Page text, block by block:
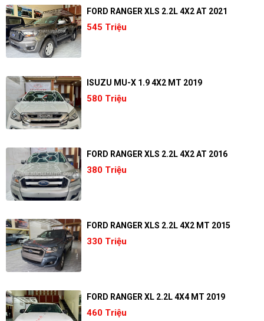
FORD RANGER XLS 2.2L 4X2 AT 2021
545 Triệu
ISUZU MU-X 1.9 4X2 MT 2019
580 Triệu
FORD RANGER XLS 2.2L 4X2 AT 2016
380 Triệu
FORD RANGER XLS 2.2L 4X2 MT 2015
330 Triệu
FORD RANGER XL 2.2L 4X4 MT 2019
460 Triệu